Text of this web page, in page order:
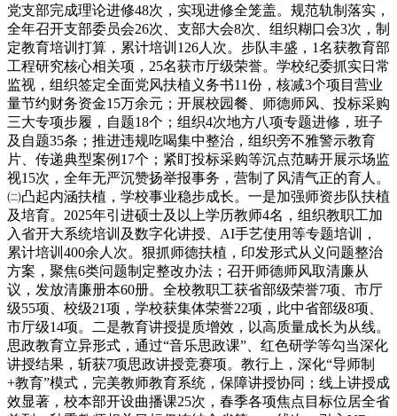
党支部完成理论进修48次，实现进修全笼盖。规范轨制落实，
全年召开支部委员会26次、支部大会8次、组织糊口会3次，制
定教育培训打算，累计培训126人次。步队丰盛，1名获教育部
工程研究核心相关项，25名获市厅级荣誉。学校纪委抓实日常
监视，组织签定全面党风扶植义务书11份，核减3个项目营业
量节约财务资金15万余元；开展校园餐、师德师风、投标采购
三大专项步履，自题18个；组织4次地方八项专题进修，班子
及自题35条；推进违规吃喝集中整治，组织旁不雅警示教育
片、传递典型案例17个；紧盯投标采购等沉点范畴开展示场监
视15次，全年无严沉赞扬举报事务，营制了风清气正的育人。
㈡凸起内涵扶植，学校事业稳步成长。一是加强师资步队扶植
及培育。2025年引进硕士及以上学历教师4名，组织教职工加
入省开大系统培训及数字化讲授、AI手艺使用等专题培训，
累计培训400余人次。狠抓师德扶植，印发形式从义问题整治
方案，聚焦6类问题制定整改办法；召开师德师风取清廉从
议，发放清廉册本60册。全校教职工获省部级荣誉7项、市厅
级55项、校级21项，学校获集体荣誉22项，此中省部级8项、
市厅级14项。二是教育讲授提质增效，以高质量成长为从线。
思政教育立异形式，通过“音乐思政课”、红色研学等勾当深化
讲授结果，斩获7项思政讲授竞赛项。教行上，深化“导师制
+教育”模式，完美教师教育系统，保障讲授协同；线上讲授成
效显著，校本部开设曲播课25次，春季各项焦点目标位居全省